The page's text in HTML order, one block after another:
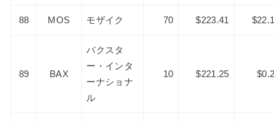
88 MOS モザイク 70 $223.41
89 BAX
バクスタ
ー・インタ
ーナショナ
ル
10 $221.25